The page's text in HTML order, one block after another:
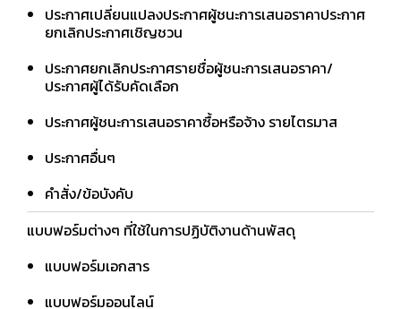
ประกาศเปลี่ยนแปลงประกาศผู้ชนะการเสนอราคาประกาศ
ยกเลิกประกาศเชิญชวน
ประกาศยกเลิกประกาศรายชื่อผู้ชนะการเสนอราคา/
ประกาศผู้ได้รับคัดเลือก
ประกาศผู้ชนะการเสนอราคาซื้อหรือจ้าง รายไตรมาส
ประกาศอื่นๆ
คำสั่ง/ข้อบังคับ
แบบฟอร์มต่างๆ ที่ใช้ในการปฏิบัติงานด้านพัสดุ
แบบฟอร์มเอกสาร
แบบฟอร์มออนไลน์